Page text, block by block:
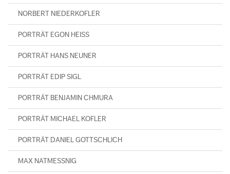
NORBERT NIEDERKOFLER
PORTRÄT EGON HEISS
PORTRÄT HANS NEUNER
PORTRÄT EDIP SIGL
PORTRÄT BENJAMIN CHMURA
PORTRÄT MICHAEL KOFLER
PORTRÄT DANIEL GOTTSCHLICH
MAX NATMESSNIG